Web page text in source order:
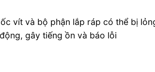
vít và bộ phận lắp ráp có thể bị
gây tiếng ồn và báo lỗi